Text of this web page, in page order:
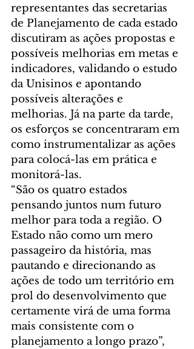
representantes das secretarias
de Planejamento de cada estado
discutiram as ações propostas e
possíveis melhorias em metas e
indicadores, validando o estudo
da Unisinos e apontando
possíveis alterações e
melhorias. Já na parte da tarde,
os esforços se concentraram em
como instrumentalizar as ações
para colocá-las em prática e
monitorá-las.
“São os quatro estados
pensando juntos num futuro
melhor para toda a região. O
Estado não como um mero
passageiro da história, mas
pautando e direcionando as
ações de todo um território em
prol do desenvolvimento que
certamente virá de uma forma
mais consistente com o
planejamento a longo prazo”,